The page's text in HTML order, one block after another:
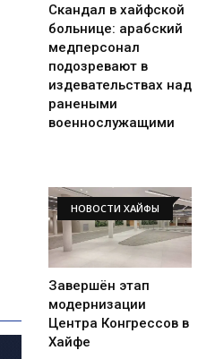
Скандал в хайфской
больнице: арабский
медперсонал
подозревают в
издевательствах над
ранеными
военнослужащими
НОВОСТИ ХАЙФЫ
Завершён этап
модернизации
Центра Конгрессов в
Хайфе